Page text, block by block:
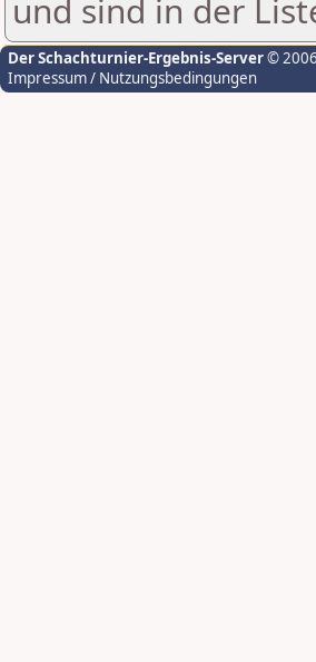
und sind in der
Der Schachturnier-Ergebnis-Server©
Impressum / Nutzungsbedingungen